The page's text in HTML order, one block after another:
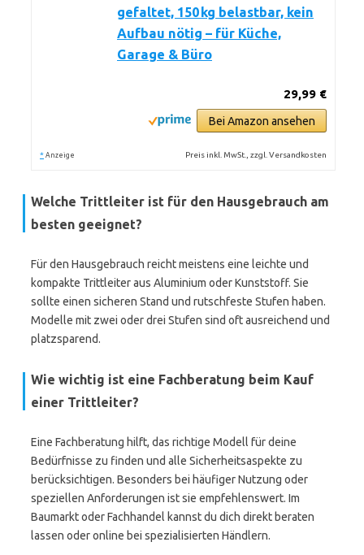
gefaltet, 150 kg belastbar, kein
Aufbau nötig – für Küche,
Garage & Büro
29,99 €
Bei Amazon ansehen
* Anzeige Preis inkl. MwSt., zzgl. Versandkosten
Welche Trittleiter ist für den Hausgebrauch am
besten geeignet?
Für den Hausgebrauch reicht meistens eine leichte und
kompakte Trittleiter aus Aluminium oder Kunststoff. Sie
sollte einen sicheren Stand und rutschfeste Stufen haben.
Modelle mit zwei oder drei Stufen sind oft ausreichend und
platzsparend.
Wie wichtig ist eine Fachberatung beim Kauf
einer Trittleiter?
Eine Fachberatung hilft, das richtige Modell für deine
Bedürfnisse zu finden und alle Sicherheitsaspekte zu
berücksichtigen. Besonders bei häufiger Nutzung oder
speziellen Anforderungen ist sie empfehlenswert. Im
Baumarkt oder Fachhandel kannst du dich direkt beraten
lassen oder online bei spezialisierten Händlern.